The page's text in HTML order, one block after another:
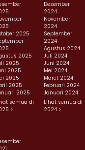
2025
2025
2025
2025
2025
2025
2025
semua di
>
Desember
2024
November
2024
September
2024
Agustus 2024
Juli 2024
Juni 2024
Mei 2024
Maret 2024
Februari 2024
Januari 2024
Lihat semua di
2024 >